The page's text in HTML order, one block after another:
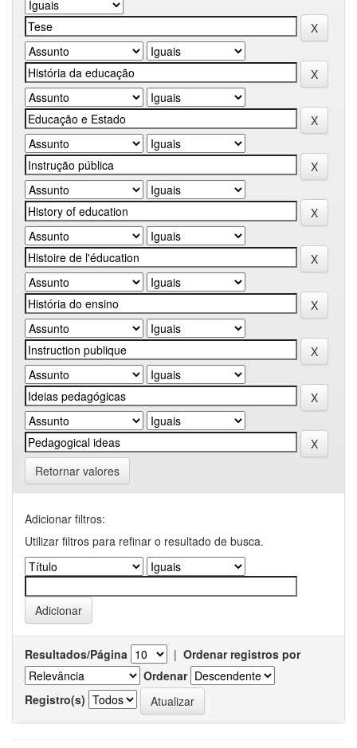
Retornar valores
Adicionar filtros:
Utilizar filtros para refinar o resultado de busca.
Resultados/Página | Ordenar registros por
Ordenar
Registro(s)